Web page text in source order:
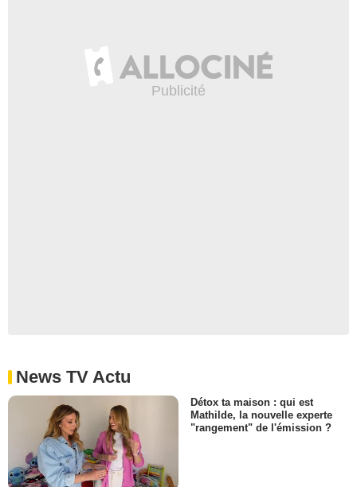
News TV Actu
Détox ta maison : qui est
Mathilde, la nouvelle experte
"rangement" de l'émission ?